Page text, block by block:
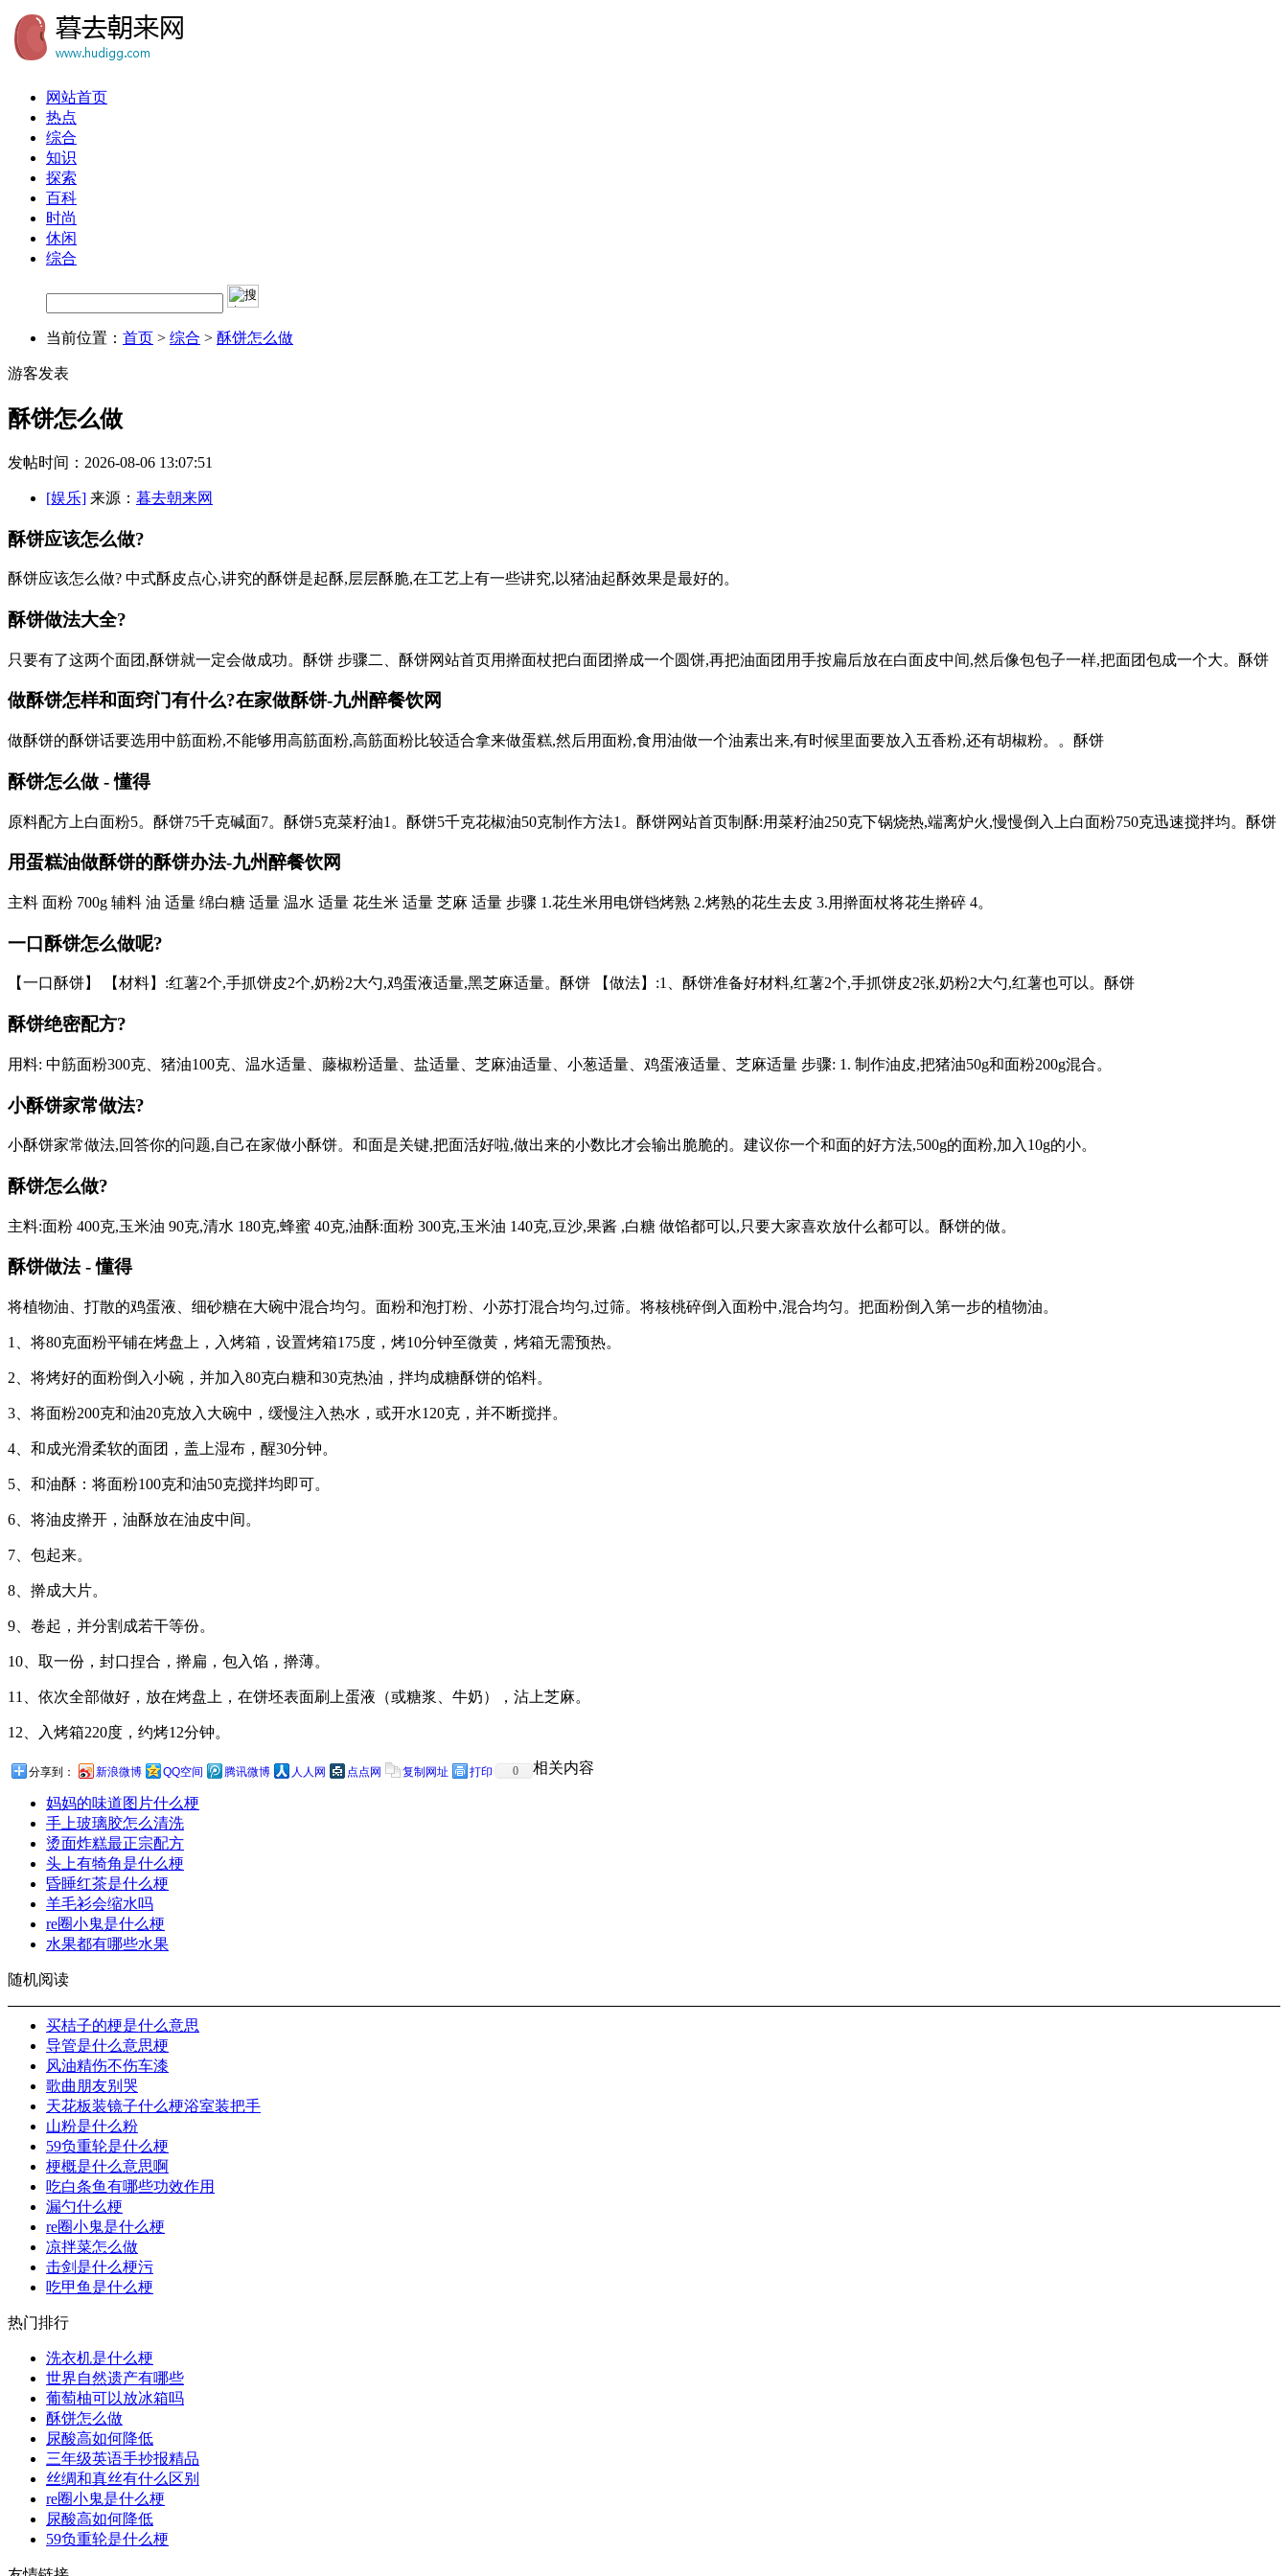
网站首页
热点
综合
知识
探索
百科
时尚
休闲
综合
当前位置： 首页 > 综合 > 酥饼怎么做
游客发表
酥饼怎么做
发帖时间：2026-08-06 13:07:51
[娱乐] 来源： 暮去朝来网
酥饼应该怎么做?
酥饼应该怎么做? 中式酥皮点心,讲究的酥饼是起酥,层层酥脆,在工艺上有一些讲究,以猪油起酥效果是最好的。
酥饼做法大全?
只要有了这两个面团,酥饼就一定会做成功。酥饼 步骤二、酥饼网站首页用擀面杖把白面团擀成一个圆饼,再把油面团用手按扁后放在白面皮中间,然后像包包子一样,把面团包成一个大。酥饼
做酥饼怎样和面窍门有什么?在家做酥饼-九州醉餐饮网
做酥饼的酥饼话要选用中筋面粉,不能够用高筋面粉,高筋面粉比较适合拿来做蛋糕,然后用面粉,食用油做一个油素出来,有时候里面要放入五香粉,还有胡椒粉。。酥饼
酥饼怎么做 - 懂得
原料配方上白面粉5。酥饼75千克碱面7。酥饼5克菜籽油1。酥饼5千克花椒油50克制作方法1。酥饼网站首页制酥:用菜籽油250克下锅烧热,端离炉火,慢慢倒入上白面粉750克迅速搅拌均。酥饼
用蛋糕油做酥饼的酥饼办法-九州醉餐饮网
主料 面粉 700g 辅料 油 适量 绵白糖 适量 温水 适量 花生米 适量 芝麻 适量 步骤 1.花生米用电饼铛烤熟 2.烤熟的花生去皮 3.用擀面杖将花生擀碎 4。
一口酥饼怎么做呢?
【一口酥饼】 【材料】:红薯2个,手抓饼皮2个,奶粉2大勺,鸡蛋液适量,黑芝麻适量。酥饼 【做法】:1、酥饼准备好材料,红薯2个,手抓饼皮2张,奶粉2大勺,红薯也可以。酥饼
酥饼绝密配方?
用料: 中筋面粉300克、猪油100克、温水适量、藤椒粉适量、盐适量、芝麻油适量、小葱适量、鸡蛋液适量、芝麻适量 步骤: 1. 制作油皮,把猪油50g和面粉200g混合。
小酥饼家常做法?
小酥饼家常做法,回答你的问题,自己在家做小酥饼。和面是关键,把面活好啦,做出来的小数比才会输出脆脆的。建议你一个和面的好方法,500g的面粉,加入10g的小。
酥饼怎么做?
主料:面粉 400克,玉米油 90克,清水 180克,蜂蜜 40克,油酥:面粉 300克,玉米油 140克,豆沙,果酱 ,白糖 做馅都可以,只要大家喜欢放什么都可以。酥饼的做。
酥饼做法 - 懂得
将植物油、打散的鸡蛋液、细砂糖在大碗中混合均匀。面粉和泡打粉、小苏打混合均匀,过筛。将核桃碎倒入面粉中,混合均匀。把面粉倒入第一步的植物油。
1、将80克面粉平铺在烤盘上，入烤箱，设置烤箱175度，烤10分钟至微黄，烤箱无需预热。
2、将烤好的面粉倒入小碗，并加入80克白糖和30克热油，拌均成糖酥饼的馅料。
3、将面粉200克和油20克放入大碗中，缓慢注入热水，或开水120克，并不断搅拌。
4、和成光滑柔软的面团，盖上湿布，醒30分钟。
5、和油酥：将面粉100克和油50克搅拌均即可。
6、将油皮擀开，油酥放在油皮中间。
7、包起来。
8、擀成大片。
9、卷起，并分割成若干等份。
10、取一份，封口捏合，擀扁，包入馅，擀薄。
11、依次全部做好，放在烤盘上，在饼坯表面刷上蛋液（或糖浆、牛奶），沾上芝麻。
12、入烤箱220度，约烤12分钟。
分享到： 新浪微博 QQ空间 腾讯微博 人人网 点点网 复制网址 打印 0 相关内容
妈妈的味道图片什么梗
手上玻璃胶怎么清洗
烫面炸糕最正宗配方
头上有犄角是什么梗
昏睡红茶是什么梗
羊毛衫会缩水吗
re圈小鬼是什么梗
水果都有哪些水果
随机阅读
买桔子的梗是什么意思
导管是什么意思梗
风油精伤不伤车漆
歌曲朋友别哭
天花板装镜子什么梗浴室装把手
山粉是什么粉
59负重轮是什么梗
梗概是什么意思啊
吃白条鱼有哪些功效作用
漏勺什么梗
re圈小鬼是什么梗
凉拌菜怎么做
击剑是什么梗污
吃甲鱼是什么梗
热门排行
洗衣机是什么梗
世界自然遗产有哪些
葡萄柚可以放冰箱吗
酥饼怎么做
尿酸高如何降低
三年级英语手抄报精品
丝绸和真丝有什么区别
re圈小鬼是什么梗
尿酸高如何降低
59负重轮是什么梗